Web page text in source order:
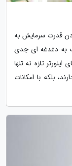
قدرت سرمایش به
به دغدغه ای جدی
تازه نه تنها
بلکه با امکانات